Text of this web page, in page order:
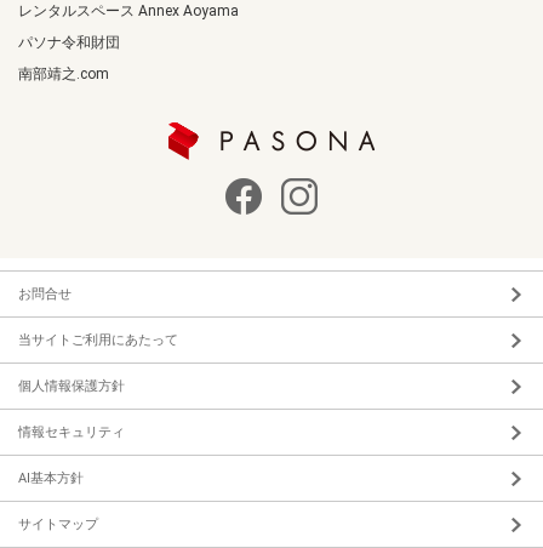
レンタルスペース Annex Aoyama
パソナ令和財団
南部靖之.com
お問合せ
当サイトご利用にあたって
個人情報保護方針
情報セキュリティ
AI基本方針
サイトマップ